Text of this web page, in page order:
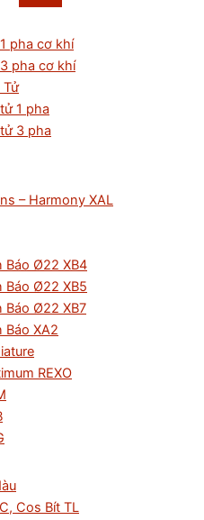
pha cơ khí
pha cơ khí
Tử
1 pha
3 pha
– Harmony XAL
Báo Ø22 XB4
Báo Ø22 XB5
Báo Ø22 XB7
Báo XA2
REXO
Cos Bít TL